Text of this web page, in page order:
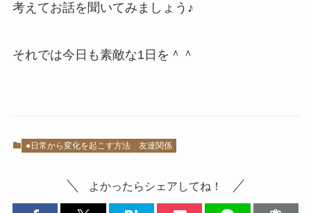
考えてお話を聞いてみましょう♪
それでは今日も素敵な1日を＾＾
●日常から変化を起こす方法 友達関係
よかったらシェアしてね！